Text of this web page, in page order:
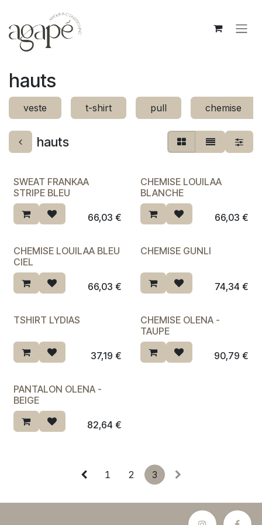
hauts
veste t-shirt pull chemise
hauts
SWEAT FRANKAA
STRIPE BLEU
66,03 €
CHEMISE LOUILAA
BLANCHE
66,03 €
CHEMISE LOUILAA BLEU
CIEL
66,03 €
CHEMISE GUNLI
74,34 €
TSHIRT LYDIAS
37,19 €
CHEMISE OLENA -
TAUPE
90,79 €
Dernière chance ♡
PANTALON OLENA -
BEIGE
82,64 €
1 2 3